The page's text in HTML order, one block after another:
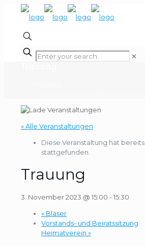
✕
« Alle Veranstaltungen
Diese Veranstaltung hat bereits
stattgefunden.
Trauung
3. November 2023 @ 15:00 -15:30
« Bläser
Vorstands- und Beiratssitzung
Heimatverein »